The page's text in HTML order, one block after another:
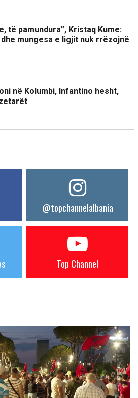
të pamundura”, Kristaq Kume:
mungesa e ligjit nuk rrëzojnë
në Kolumbi, Infantino hesht,
@topchannelalbania
Top Channel